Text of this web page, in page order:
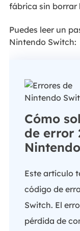
fábrica sin borrar
Puedes leer un
Nintendo Switch:
Cómo
de error
Este artículo
código de
Switch. El
pérdida de